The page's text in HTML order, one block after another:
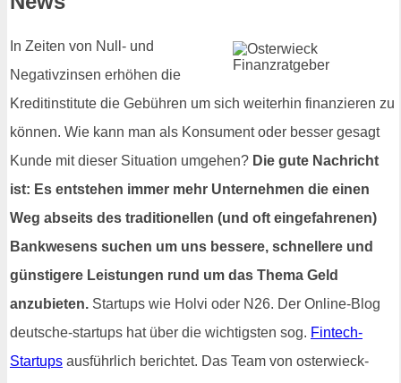
In Zeiten von Null- und
Negativzinsen erhöhen die
Kreditinstitute die Gebühren um sich weiterhin finanzieren zu
können. Wie kann man als Konsument oder besser gesagt
Kunde mit dieser Situation umgehen? Die gute Nachricht
ist: Es entstehen immer mehr Unternehmen die einen
Weg abseits des traditionellen (und oft eingefahrenen)
Bankwesens suchen um uns bessere, schnellere und
günstigere Leistungen rund um das Thema Geld
anzubieten. Startups wie Holvi oder N26. Der Online-Blog
deutsche-startups hat über die wichtigsten sog. Fintech-
Startups ausführlich berichtet. Das Team von osterwieck-